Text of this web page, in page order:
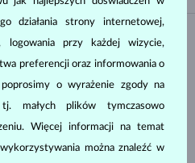
ŻÓŁTE ZŁOTO
SREBRO
działania strony internetowej,
logowania przy każdej wizycie,
preferencji oraz informowania o
o wyrażenie zgody na
małych plików tymczasowo
Więcej informacji na temat
można znaleźć w